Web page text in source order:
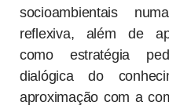
socioambientais
reflexiva, além de
como estratégia
dialógica do
aproximação com a